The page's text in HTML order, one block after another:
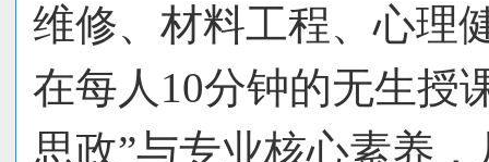
维修、材料工程、心理
在每人10分钟的无生授
思政”与专业核心素养